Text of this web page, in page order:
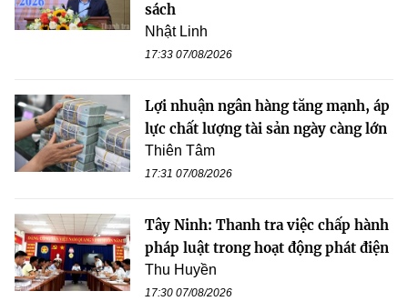
sách
Nhật Linh
17:33 07/08/2026
Lợi nhuận ngân hàng tăng mạnh, áp
lực chất lượng tài sản ngày càng lớn
Thiên Tâm
17:31 07/08/2026
Tây Ninh: Thanh tra việc chấp hành
pháp luật trong hoạt động phát điện
Thu Huyền
17:30 07/08/2026